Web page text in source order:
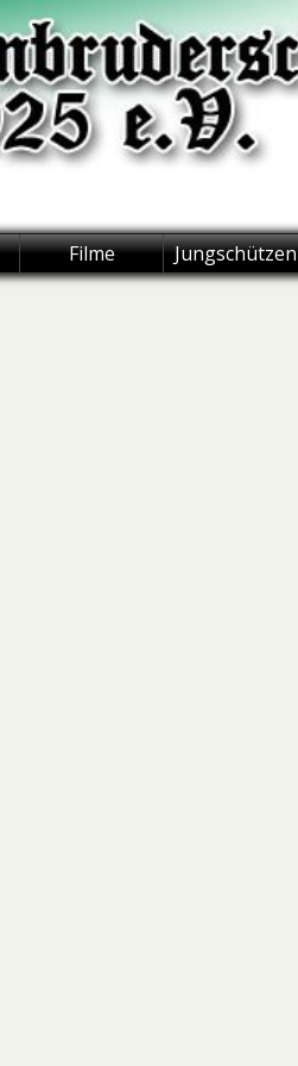
Filme Jungschützen